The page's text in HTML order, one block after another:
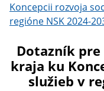
Koncepcii rozvoja
regióne NSK 2024-
Dotazník
kraja ku
služieb v